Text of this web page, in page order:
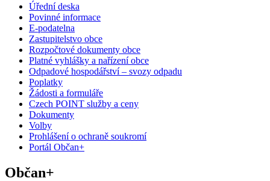
Úřední deska
Povinné informace
E-podatelna
Zastupitelstvo obce
Rozpočtové dokumenty obce
Platné vyhlášky a nařízení obce
Odpadové hospodářství – svozy odpadu
Poplatky
Žádosti a formuláře
Czech POINT služby a ceny
Dokumenty
Volby
Prohlášení o ochraně soukromí
Portál Občan+
Občan+